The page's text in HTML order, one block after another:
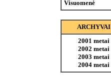
Visuomenė
ARCHYVAI
2001 metai
2002 metai
2003 metai
2004 metai